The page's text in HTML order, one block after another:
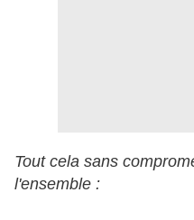
Tout cela sans
l'ensemble :